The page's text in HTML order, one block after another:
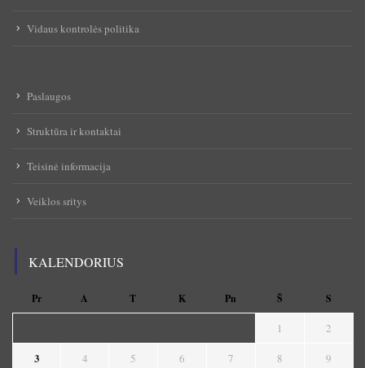
Vidaus kontrolės politika
Paslaugos
Struktūra ir kontaktai
Teisinė informacija
Veiklos sritys
KALENDORIUS
Pr A T K Pn Š S
1 2
3 4 5 6 7 8 9